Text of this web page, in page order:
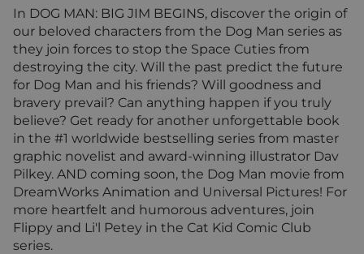
In DOG MAN: BIG JIM BEGINS, discover the origin of
our beloved characters from the Dog Man series as
they join forces to stop the Space Cuties from
destroying the city. Will the past predict the future
for Dog Man and his friends? Will goodness and
bravery prevail? Can anything happen if you truly
believe? Get ready for another unforgettable book
in the #1 worldwide bestselling series from master
graphic novelist and award-winning illustrator Dav
Pilkey. AND coming soon, the Dog Man movie from
DreamWorks Animation and Universal Pictures! For
more heartfelt and humorous adventures, join
Flippy and Li'l Petey in the Cat Kid Comic Club
series.